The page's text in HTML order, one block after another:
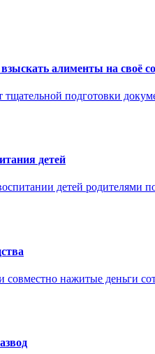
алименты на своё
тщательной подготовки
детей
детей родителями
нажитые деньги